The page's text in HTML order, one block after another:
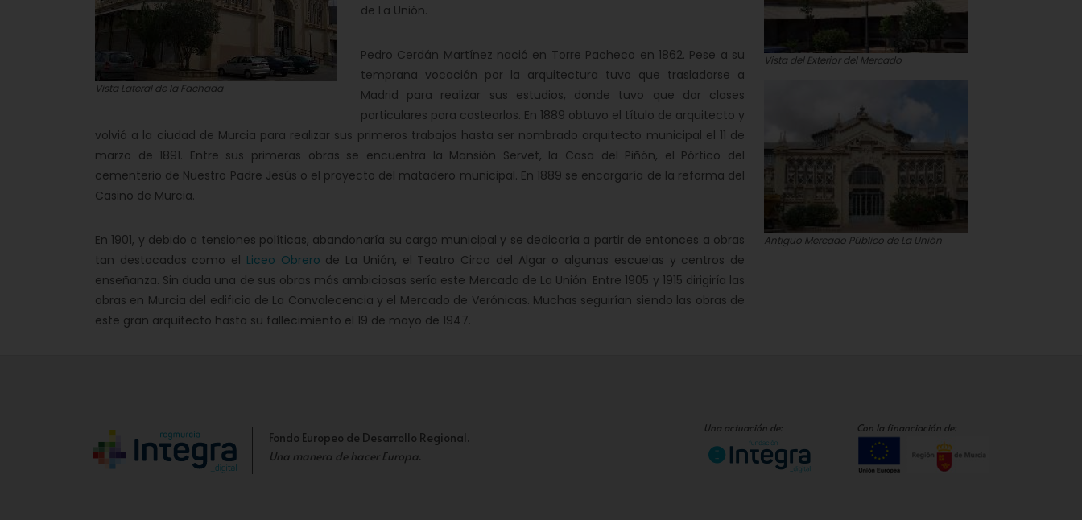
Vista Lateral de la Fachada
de La Unión.
Pedro Cerdán Martínez nació en Torre Pacheco en 1862. Pese a su
temprana vocación por la arquitectura tuvo que trasladarse a
Madrid para realizar sus estudios, donde tuvo que dar clases
particulares para costearlos. En 1889 obtuvo el título de arquitecto y
volvió a la ciudad de Murcia para realizar sus primeros trabajos hasta ser nombrado arquitecto municipal el 11 de
marzo de 1891. Entre sus primeras obras se encuentra la Mansión Servet, la Casa del Piñón, el Pórtico del
cementerio de Nuestro Padre Jesús o el proyecto del matadero municipal. En 1889 se encargaría de la reforma del
Casino de Murcia.
En 1901, y debido a tensiones políticas, abandonaría su cargo municipal y se dedicaría a partir de entonces a obras
tan destacadas como el Liceo Obrero de La Unión, el Teatro Circo del Algar o algunas escuelas y centros de
enseñanza. Sin duda una de sus obras más ambiciosas sería este Mercado de La Unión. Entre 1905 y 1915 dirigiría las
obras en Murcia del edificio de La Convalecencia y el Mercado de Verónicas. Muchas seguirían siendo las obras de
este gran arquitecto hasta su fallecimiento el 19 de mayo de 1947.
Vista del Exterior del Mercado
Antiguo Mercado Público de La Unión
Fondo Europeo de Desarrollo Regional.
Una manera de hacer Europa.
Una actuación de: Con la financiación de: